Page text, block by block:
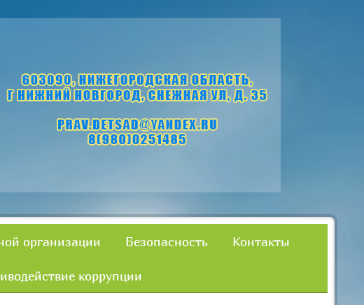
организации Безопасность Контакты
коррупции